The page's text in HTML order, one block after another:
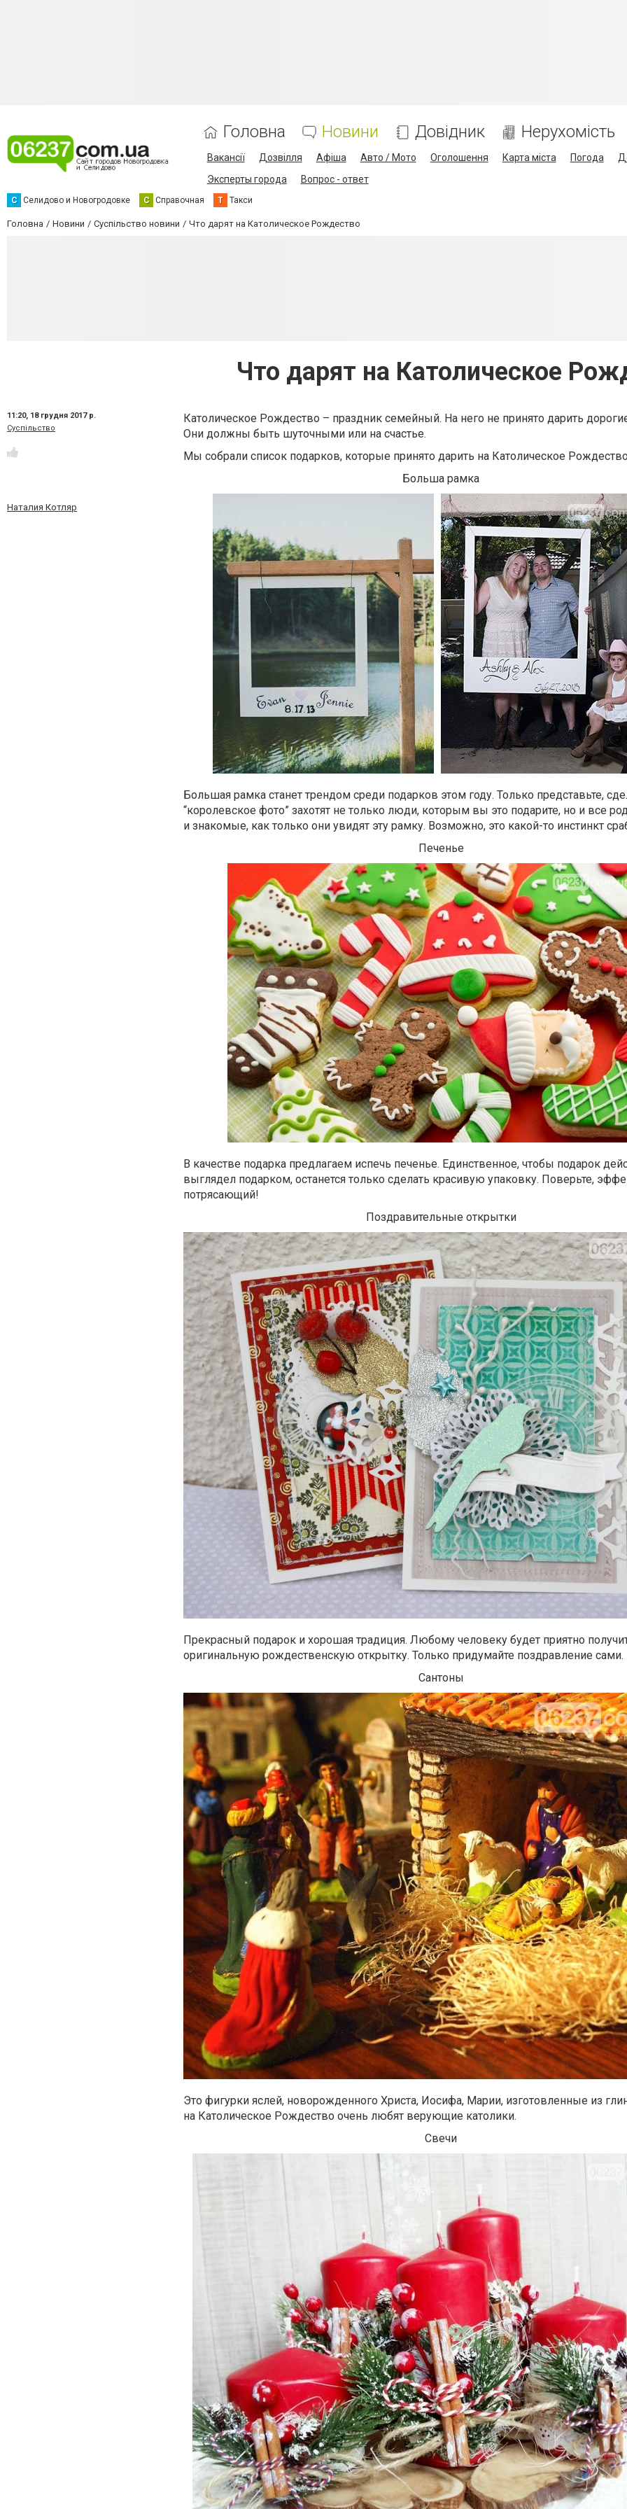
Головна Новини Довідник Нерухомість
Вакансії Дозвілля Афіша Авто / Мото Оголошення Карта міста Погода
Эксперты города
Вопрос - ответ
С Селидово и Новогродовке С Справочная Т Такси
Головна Новини Суспільство новини Что дарят на Католическое Рождество
Что дарят на Католическое
11:20, 18 грудня 2017 р.
Суспільство
Наталия Котляр
Католическое Рождество – праздник семейный. На него не принято дарить
Они должны быть шуточными или на счастье.
Мы собрали список подарков, которые принято дарить на Католическое
Больша рамка
Большая рамка станет трендом среди подарков этом году. Только представьте,
“королевское фото” захотят не только люди, которым вы это подарите, но и все
и знакомые, как только они увидят эту рамку. Возможно, это какой-то инстинкт
Печенье
В качестве подарка предлагаем испечь печенье. Единственное, чтобы подарок
выглядел подарком, останется только сделать красивую упаковку. Поверьте,
потрясающий!
Поздравительные открытки
Прекрасный подарок и хорошая традиция. Любому человеку будет приятно
оригинальную рождественскую открытку. Только придумайте поздравление сами.
Сантоны
Это фигурки яслей, новорожденного Христа, Иосифа, Марии, изготовленные из
на Католическое Рождество очень любят верующие католики.
Свечи